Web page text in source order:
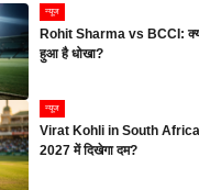
न्यूज
Rohit Sharma vs BCCI:
हुआ है धोखा?
न्यूज
Virat Kohli in South
2027 में दिखेगा दम?